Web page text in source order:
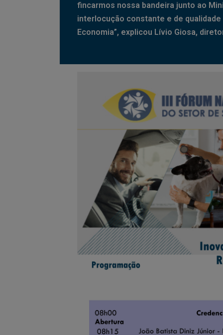
fincarmos nossa bandeira junto ao
interlocução constante e de
Economia”, explicou Lívio Giosa,